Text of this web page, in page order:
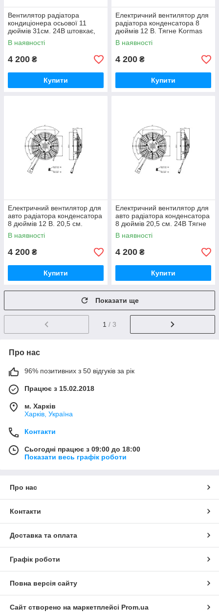
Вентилятор радіатора
кондиціонера осьової 11
дюймів 31см. 24В штовхає,
1620 м3/год (Kormas)
В наявності
4 200 ₴
Купити
Електричний вентилятор для
радіатора конденсатора 8
дюймів 12 В. Тягне Kormas
800 об./хв
В наявності
4 200 ₴
Купити
Електричний вентилятор для
авто радіатора конденсатора
8 дюймів 12 В. 20,5 см.
Штовхає Kormas 720 об./хв
В наявності
4 200 ₴
Купити
Електричний вентилятор для
авто радіатора конденсатора
8 дюймів 20,5 см. 24В Тягне
Kormas 800 об./хв
В наявності
4 200 ₴
Купити
Показати ще
1 / 3
Про нас
96% позитивних з 50 відгуків за рік
Працює з 15.02.2018
м. Харків
Харків, Україна
Контакти
Сьогодні працює з 09:00 до 18:00
Показати весь графік роботи
Про нас
Контакти
Доставка та оплата
Графік роботи
Повна версія сайту
Сайт створено на маркетплейсі Prom.ua